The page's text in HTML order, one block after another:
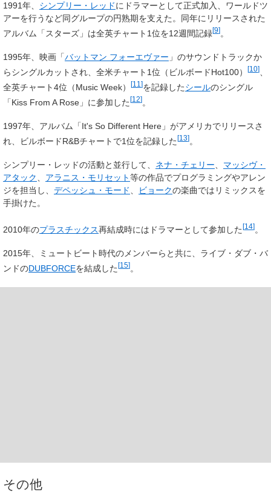
1991年、 シンプリー・レッドにドラマーとして正式加入、ワールドツ
アーを行うなど同グループの円熟期を支えた。同年にリリースされた
アルバム「スターズ」は全英チャート1位を12週間記録[9] 。
1995年、映画「バットマン フォーエヴァー 」のサウンドトラックか
らシングルカットされ、全米チャート1位（ビルボードHot100）
[10]
全英チャート4位（Music Week）
[11 ]を記録したシールのシングル
「Kiss From A Rose」に参加した[12]。
1997年、アルバム「It's So Different Here」がアメリカでリリースさ
れ、ビルボードR&Bチャートで1位を記録した[13]。
シンプリー・レッドの活動と並行して、 ネナ・チェリー、 マッシヴ・
アタック、 アラニス・モリセット等の作品でプログラミングやアレン
ジを担当し、 デペッシュ・モード、 ビョークの楽曲ではリミックスを
手掛けた。
2010年のプラスチックス再結成時にはドラマーとして参加した[14]。
2015年、ミュートビート時代のメンバーらと共に、ライブ・ダブ・バ
ンドのDUBFORCEを結成した [15] 。
その他